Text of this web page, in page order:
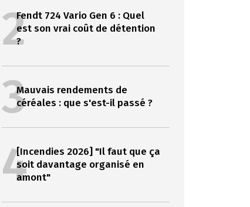
2Fendt 724 Vario Gen 6 : Quel
est son vrai coût de détention
?
3Mauvais rendements de
céréales : que s'est-il passé ?
4[Incendies 2026] "Il faut que ça
soit davantage organisé en
amont"